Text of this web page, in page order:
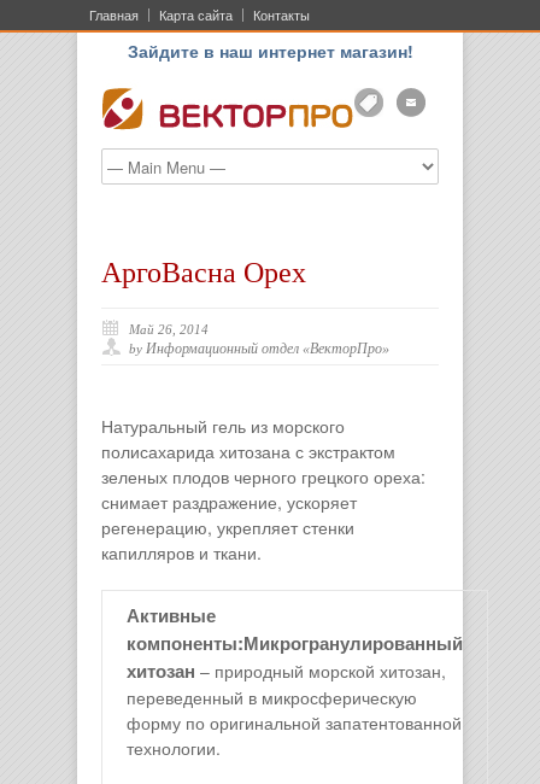
Главная Карта сайта Контакты
Зайдите в наш интернет магазин!
АргоВасна Орех
Май 26, 2014
by Информационный отдел «ВекторПро»
Натуральный гель из морского
полисахарида хитозана с экстрактом
зеленых плодов черного грецкого ореха:
снимает раздражение, ускоряет
регенерацию, укрепляет стенки
капилляров и ткани.
Активные
компоненты:Микрогранулированный
хитозан – природный морской хитозан,
переведенный в микросферическую
форму по оригинальной запатентованной
технологии.